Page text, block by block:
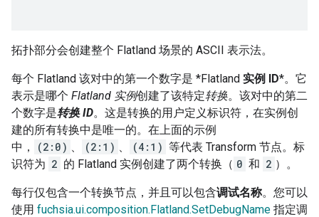
拓扑部分会创建整个 Flatland 场景的 ASCII 表示法。
每个 Flatland 该对中的第一个数字是 *Flatland 实例 ID*。它
表示是哪个 Flatland 实例创建了该特定转换。该对中的第二
个数字是转换 ID。这是转换的用户定义标识符，在实例创
建的所有转换中是唯一的。在上面的示例
中，
(2:0) 、 (2:1) 、 (4:1) 等代表 Transform 节点。标
识符为 2 的 Flatland 实例创建了两个转换（ 0 和 2 ）。
每行仅包含一个转换节点，并且可以包含调试名称。您可以
使用 fuchsia.ui.composition.Flatland.SetDebugName 指定调